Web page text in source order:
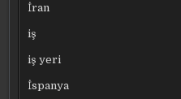
İran
iş
iş yeri
İspanya